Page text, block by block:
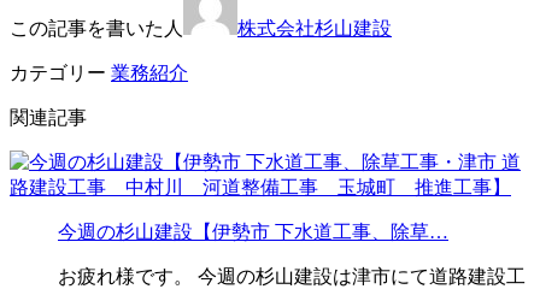
この記事を書いた人 株式会社杉山建設
カテゴリー 業務紹介
関連記事
今週の杉山建設【伊勢市 下水道工事、除草…
お疲れ様です。 今週の杉山建設は津市にて道路建設工